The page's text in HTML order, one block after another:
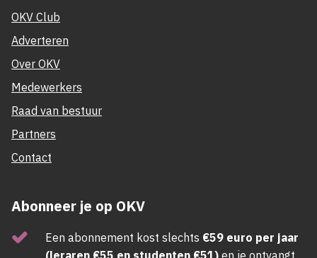
OKV Club
Adverteren
Over OKV
Medewerkers
Raad van bestuur
Partners
Contact
Abonneer je op OKV
Een abonnement kost slechts €59 euro per jaar